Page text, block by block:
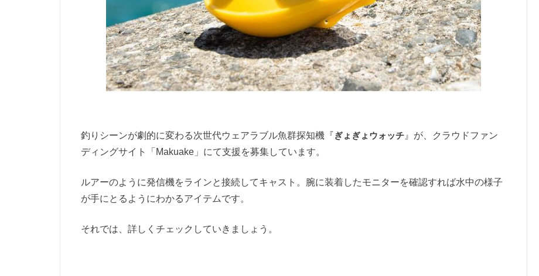
釣りシーンが劇的に変わる次世代ウェアラブル魚群探知機『ぎょぎょウォッチ 』が、クラウドファン
ディングサイト「Makuake」にて支援を募集しています。
ルアーのように発信機をラインと接続してキャスト。腕に装着したモニターを確認すれば水中の様子
が手にとるようにわかるアイテムです。
それでは、詳しくチェックしていきましょう。